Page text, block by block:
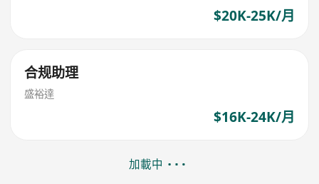
$20K-25K/月
合规助理
盛裕達
$16K-24K/月
加載中